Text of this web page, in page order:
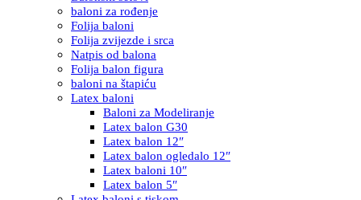
baloni za rođenje
Folija baloni
Folija zvijezde i srca
Natpis od balona
Folija balon figura
baloni na štapiću
Latex baloni
Baloni za Modeliranje
Latex balon G30
Latex balon 12″
Latex balon ogledalo 12″
Latex baloni 10″
Latex balon 5″